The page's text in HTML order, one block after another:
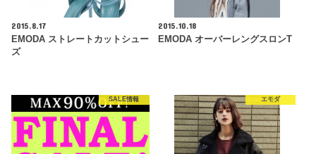
2015.8.17
EMODA ストレートカットシュー
ズ
2015.10.18
EMODA オーバーレングスロンT
SALE情報 エモダ